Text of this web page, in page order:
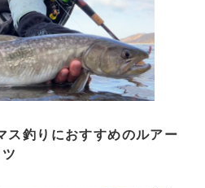
釣りにおすすめのルアー